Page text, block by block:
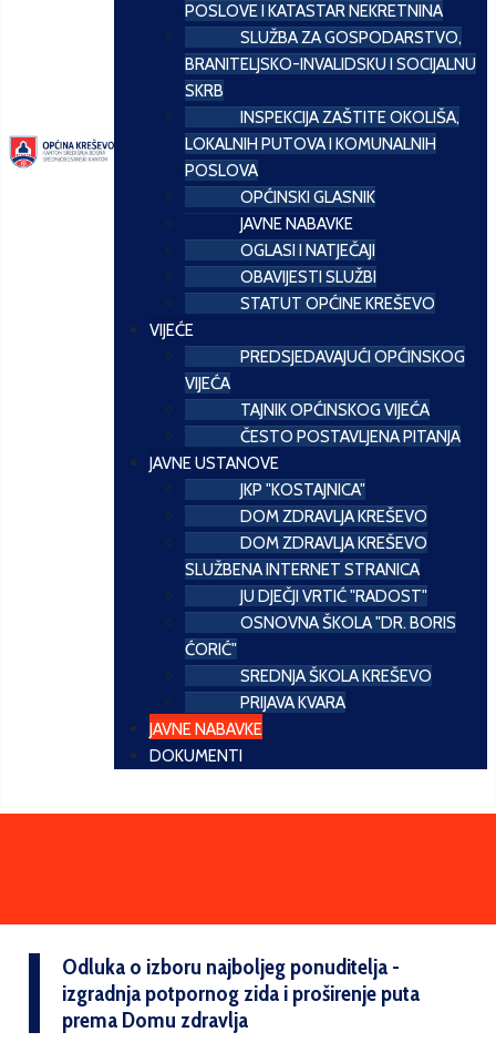
POSLOVE I KATASTAR NEKRETNINA
SLUŽBA ZA GOSPODARSTVO,
BRANITELJSKO-INVALIDSKU I SOCIJALNU
SKRB
INSPEKCIJA ZAŠTITE OKOLIŠA,
LOKALNIH PUTOVA I KOMUNALNIH
POSLOVA
OPĆINSKI GLASNIK
JAVNE NABAVKE
OGLASI I NATJEČAJI
OBAVIJESTI SLUŽBI
STATUT OPĆINE KREŠEVO
VIJEĆE
PREDSJEDAVAJUĆI OPĆINSKOG
VIJEĆA
TAJNIK OPĆINSKOG VIJEĆA
ČESTO POSTAVLJENA PITANJA
JAVNE USTANOVE
JKP "KOSTAJNICA"
DOM ZDRAVLJA KREŠEVO
DOM ZDRAVLJA KREŠEVO
SLUŽBENA INTERNET STRANICA
JU DJEČJI VRTIĆ "RADOST"
OSNOVNA ŠKOLA "DR. BORIS
ĆORIĆ"
SREDNJA ŠKOLA KREŠEVO
PRIJAVA KVARA
JAVNE NABAVKE
DOKUMENTI
Odluka o izboru najboljeg ponuditelja -
izgradnja potpornog zida i proširenje puta
prema Domu zdravlja